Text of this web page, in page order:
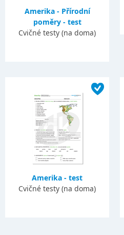
Amerika - Přírodní
poměry - test
Cvičné testy (na doma)
Amerika - test
Cvičné testy (na doma)